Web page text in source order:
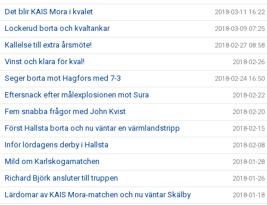
Det blir KAIS Mora i kvalet 2018-03-11 16:22
Lockerud borta och kvaltankar 2018-03-09 07:25
Kallelse till extra årsmöte! 2018-02-27 08:58
Vinst och klara för kval! 2018-02-26
Seger borta mot Hagfors med 7-3 2018-02-24 16:50
Eftersnack efter målexplosionen mot Sura 2018-02-22
Fem snabba frågor med John Kvist 2018-02-20
Först Hallsta borta och nu väntar en värmlandstripp 2018-02-15
Inför lördagens derby i Hallsta 2018-02-08
Mild om Karlskogamatchen 2018-01-28
Richard Björk ansluter till truppen 2018-01-26
Lärdomar av KAIS Mora-matchen och nu väntar Skälby 2018-01-18